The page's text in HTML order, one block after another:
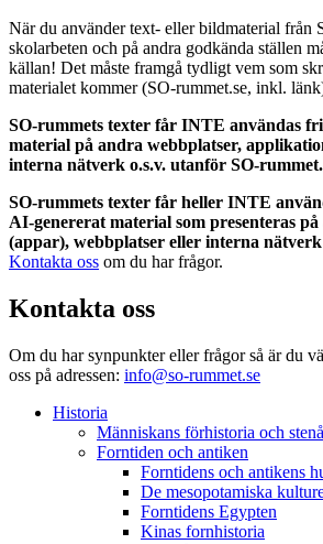
När du använder text- eller bildmaterial från
skolarbeten och på andra godkända ställen
källan! Det måste framgå tydligt vem som
materialet kommer (SO-rummet.se, inkl.
SO-rummets texter får INTE användas
material på andra webbplatser,
interna nätverk o.s.v. utanför SO-rummet.
SO-rummets texter får heller INTE
AI-genererat material som presenteras
(appar), webbplatser eller interna
Kontakta oss om du har frågor.
Kontakta oss
Om du har synpunkter eller frågor så är du
oss på adressen: info@so-rummet.se
Historia
Människans förhistoria och
Forntiden och antiken
Forntidens och antikens
De mesopotamiska
Forntidens Egypten
Kinas fornhistoria